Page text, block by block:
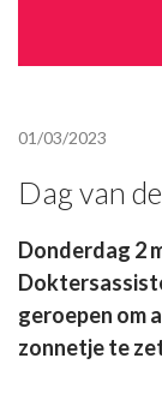
01/03/2023
Dag van
Donderdag 2
geroepen om
zonnetje te